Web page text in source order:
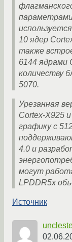
10 ядер
также
6144 ядрами
количеству
5070.
Урезанная
Cortex-X925
графику с
4.0 и
могут
LPDDR5x
Источник